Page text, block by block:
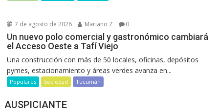
7 de agosto de 2026 Mariano Z 0
Un nuevo polo comercial y gastronómico cambiará
el Acceso Oeste a Tafí Viejo
Una construcción con más de 50 locales, oficinas, depósitos
pymes, estacionamiento y áreas verdes avanza en...
Populares Sociedad Tucumán
AUSPICIANTE